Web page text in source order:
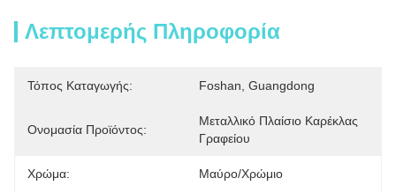
Λεπτομερής Πληροφορία
Τόπος Καταγωγής: Foshan, Guangdong
Ονομασία Προϊόντος:
Μεταλλικό Πλαίσιο Καρέκλας
Γραφείου
Χρώμα: Μαύρο/Χρώμιο